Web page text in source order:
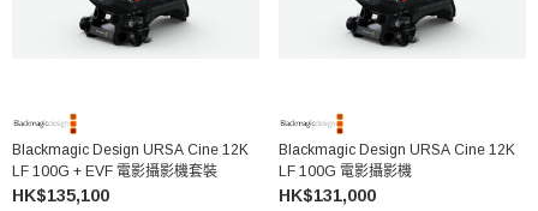
Blackmagic Design URSA Cine 12K
LF 100G + EVF 電影攝影機套裝
HK$135,100
Blackmagic Design URSA Cine 12K
LF 100G 電影攝影機
HK$131,000